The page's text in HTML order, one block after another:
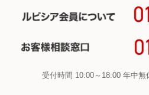
受付時間 10:00～18:00 年中無